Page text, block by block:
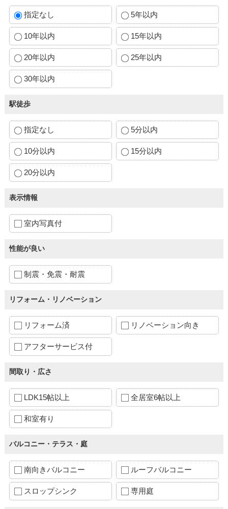
指定なし 5年以内
10年以内 15年以内
20年以内 25年以内
30年以内
駅徒歩
指定なし 5分以内
10分以内 15分以内
20分以内
表示情報
室内写真付
性能が良い
制震・免震・耐震
リフォーム・リノベーション
リフォーム済 リノベーション向き
アフターサービス付
間取り・広さ
LDK15帖以上 全居室6帖以上
和室有り
バルコニー・テラス・庭
南向きバルコニー ルーフバルコニー
スロップシンク 専用庭